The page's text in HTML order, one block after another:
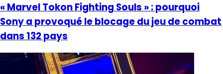
« Marvel Tokon Fighting Souls » : pourquoi
Sony a provoqué le blocage du jeu de combat
dans 132 pays